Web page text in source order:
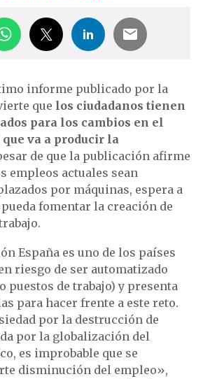
informe publicado por la
que los ciudadanos tienen
para los cambios en el
va a producir la
de que la publicación afirme
empleos actuales sean
por máquinas, espera a
fomentar la creación de
España es uno de los países
riesgo de ser automatizado
puestos de trabajo) y presenta
para hacer frente a este reto.
por la destrucción de
por la globalización del
es improbable que se
disminución del empleo»,